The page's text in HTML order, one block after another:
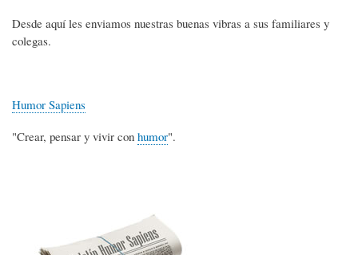
Desde aquí les enviamos nuestras buenas vibras a sus familiares y
colegas.
Humor Sapiens
"Crear, pensar y vivir con humor".